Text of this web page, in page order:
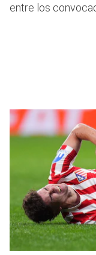
entre los